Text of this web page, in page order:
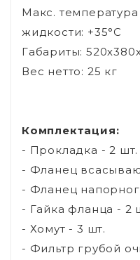
Макс.
жидкости: +35°С
Габариты:
Вес нетто: 25 кг
Комплектация:
- Прокладка - 2 шт.
- Фланец
- Фланец
- Гайка фланца - 2
- Хомут - 3 шт.
- Фильтр грубой